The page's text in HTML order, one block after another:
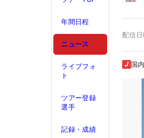
年間日程
ニュース
ライブフォ
ト
ツアー登録
選手
記録・成績
配信日
国